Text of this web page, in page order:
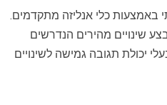
באמצעות כלי אנליזה מתקדמים.
שינויים מהירים הנדרשים
יכולת תגובה גמישה לשינויים